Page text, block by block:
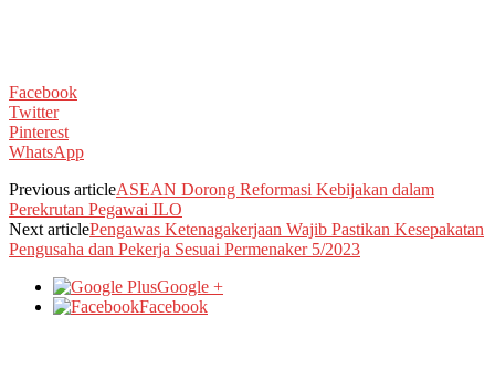
Facebook
Twitter
Pinterest
WhatsApp
Previous articleASEAN Dorong Reformasi Kebijakan dalam
Perekrutan Pegawai ILO
Next articlePengawas Ketenagakerjaan Wajib Pastikan Kesepakatan
Pengusaha dan Pekerja Sesuai Permenaker 5/2023
Google +
Facebook